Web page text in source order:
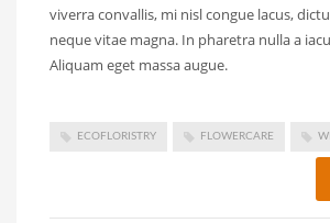
viverra convallis, mi nisl congue lacus,
neque vitae magna. In pharetra nulla a
Aliquam eget massa augue.
ECOFLORISTRY FLOWERCARE